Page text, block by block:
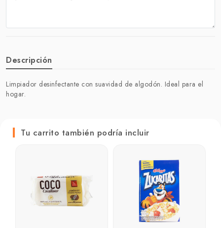
Descripción
Limpiador desinfectante con suavidad de algodón. Ideal para el
hogar.
Tu carrito también podría incluir